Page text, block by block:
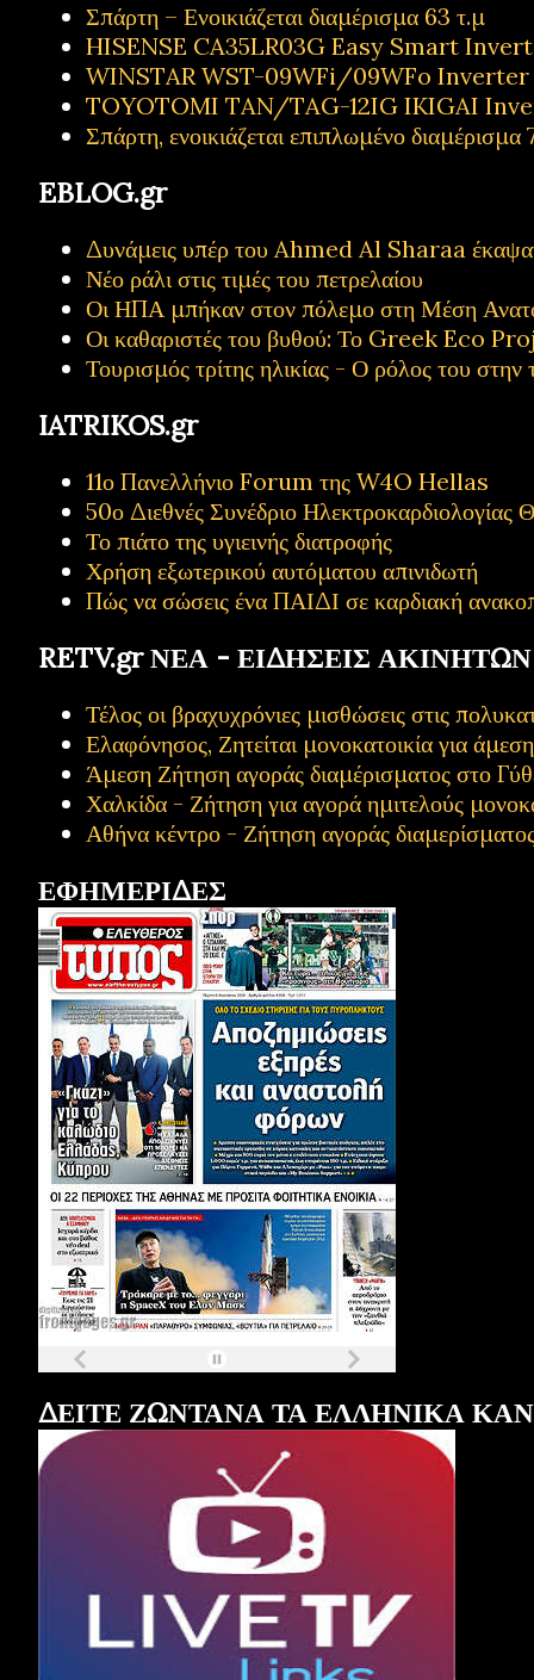
Σπάρτη – Ενοικιάζεται διαμέρισμα 63 τ.μ
HISENSE CA35LR03G Easy Smart
WINSTAR WST-09WFi/09WFo Inverter
TOYOTOMI TAN/TAG-12IG IKIGAI
Σπάρτη, ενοικιάζεται επιπλωμένο διαμέρισμα
EBLOG.gr
Δυνάμεις υπέρ του Ahmed Al Sharaa
Νέο ράλι στις τιμές του πετρελαίου
Οι ΗΠΑ μπήκαν στον πόλεμο στη Μέση
Οι καθαριστές του βυθού: Το Greek Eco
Τουρισμός τρίτης ηλικίας - Ο ρόλος του στην
IATRIKOS.gr
11ο Πανελλήνιο Forum της W4O Hellas
50ο Διεθνές Συνέδριο
Το πιάτο της υγιεινής διατροφής
Χρήση εξωτερικού αυτόματου απινιδωτή
Πώς να σώσεις ένα ΠΑΙΔΙ σε καρδιακή
RETV.gr ΝΕΑ - ΕΙΔΗΣΕΙΣ ΑΚΙΝΗΤΩΝ
Τέλος οι βραχυχρόνιες μισθώσεις στις
Ελαφόνησος, Ζητείται μονοκατοικία για
Άμεση Ζήτηση αγοράς διαμέρισματος στο
Χαλκίδα - Ζήτηση για αγορά ημιτελούς
Αθήνα κέντρο - Ζήτηση αγοράς
ΕΦΗΜΕΡΙΔΕΣ
ΔΕΙΤΕ ΖΩΝΤΑΝΑ ΤΑ ΕΛΛΗΝΙΚΑ